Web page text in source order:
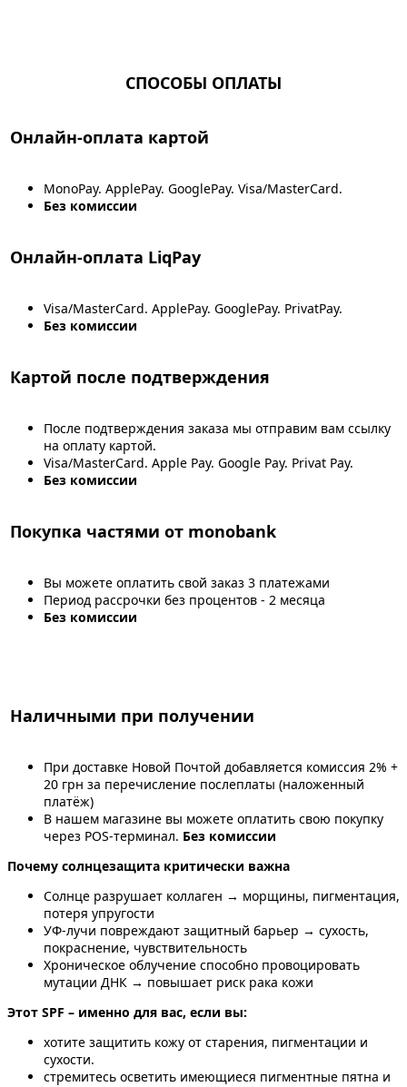
СПОСОБЫ ОПЛАТЫ
Онлайн-оплата картой
MonoPay. ApplePay. GooglePay. Visa/MasterCard.
Без комиссии
Онлайн-оплата LiqPay
Visa/MasterCard. ApplePay. GooglePay. PrivatPay.
Без комиссии
Картой после подтверждения
После подтверждения заказа мы отправим вам ссылку
на оплату картой.
Visa/MasterCard. Apple Pay. Google Pay. Privat Pay.
Без комиссии
Покупка частями от monobank
Вы можете оплатить свой заказ 3 платежами
Период рассрочки без процентов - 2 месяца
Без комиссии
Наличными при получении
При доставке Новой Почтой добавляется комиссия 2% +
20 грн за перечисление послеплаты (наложенный
платёж)
В нашем магазине вы можете оплатить свою покупку
через POS-терминал. Без комиссии
Почему солнцезащита критически важна
Солнце разрушает коллаген → морщины, пигментация,
потеря упругости
УФ-лучи повреждают защитный барьер → сухость,
покраснение, чувствительность
Хроническое облучение способно провоцировать
мутации ДНК → повышает риск рака кожи
Этот SPF – именно для вас, если вы:
хотите защитить кожу от старения, пигментации и
сухости.
стремитесь осветить имеющиеся пигментные пятна и